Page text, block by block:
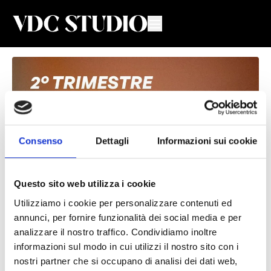
Consenso Dettagli Informazioni sui cookie
Questo sito web utilizza i cookie
Utilizziamo i cookie per personalizzare contenuti ed
annunci, per fornire funzionalità dei social media e per
analizzare il nostro traffico. Condividiamo inoltre
informazioni sul modo in cui utilizzi il nostro sito con i
nostri partner che si occupano di analisi dei dati web,
Settimana 21 - Giorno 2 - II Trimestre
Valeria De Chiara
Total Body completo di riscaldamento, forza e stretching